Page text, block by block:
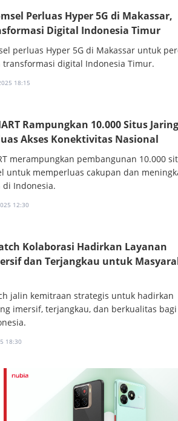
Perluas Hyper 5G di Makassar,
Digital Indonesia Timur
perluas Hyper 5G di Makassar untuk
transformasi digital Indonesia Timur.
18:15
Rampungkan 10.000 Situs
Akses Konektivitas Nasional
merampungkan pembangunan 10.000
untuk memperluas cakupan dan
di Indonesia.
12:30
Kolaborasi Hadirkan Layanan
dan Terjangkau untuk
jalin kemitraan strategis untuk hadirkan
imersif, terjangkau, dan berkualitas bagi
18:30